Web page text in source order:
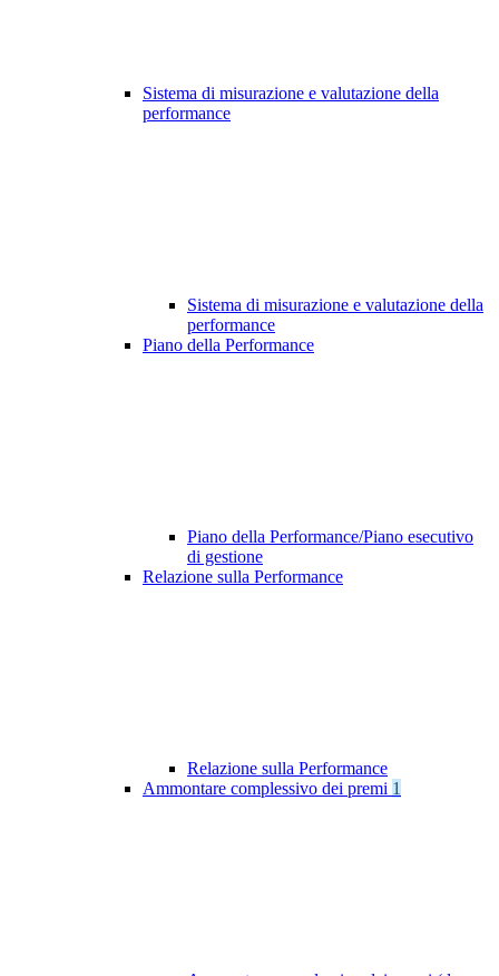
Sistema di misurazione e valutazione della
performance
Sistema di misurazione e valutazione della
performance
Piano della Performance
Piano della Performance/Piano esecutivo
di gestione
Relazione sulla Performance
Relazione sulla Performance
Ammontare complessivo dei premi 1